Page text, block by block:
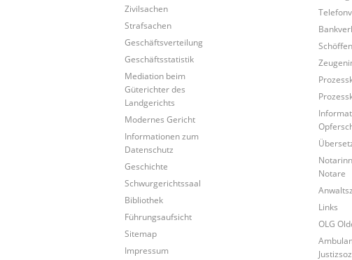
Zivilsachen
Strafsachen
Geschäftsverteilung
Geschäftsstatistik
Mediation beim
Güterichter des
Landgerichts
Modernes Gericht
Informationen zum
Datenschutz
Geschichte
Schwurgerichtssaal
Bibliothek
Führungsaufsicht
Sitemap
Impressum
Schöffen
Notare
Links
OLG